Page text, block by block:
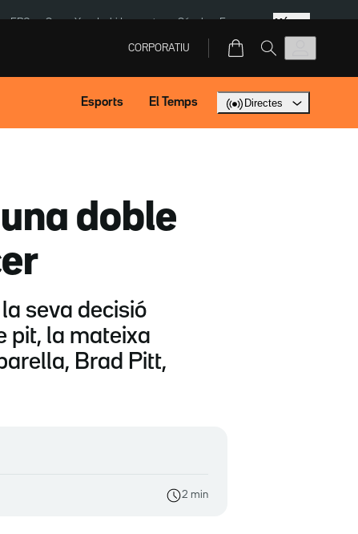
ERC SpaceX Isaki Lacuesta Sánchez Europa Més
CORPORATIU
Esports El Temps Directes
doble
seva decisió
pit, la mateixa
Brad Pitt,
2 min